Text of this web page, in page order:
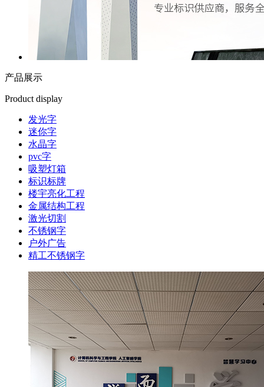
产品展示
Product display
发光字
迷你字
水晶字
pvc字
吸塑灯箱
标识标牌
楼宇亮化工程
金属结构工程
激光切割
不锈钢字
户外广告
精工不锈钢字